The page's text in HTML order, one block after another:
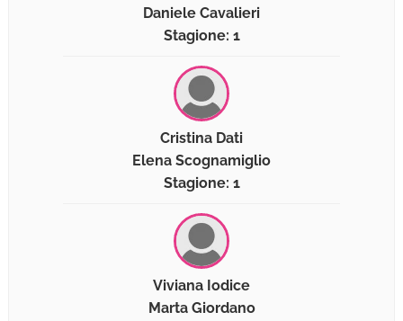
Daniele Cavalieri
Stagione: 1
Cristina Dati
Elena Scognamiglio
Stagione: 1
Viviana Iodice
Marta Giordano